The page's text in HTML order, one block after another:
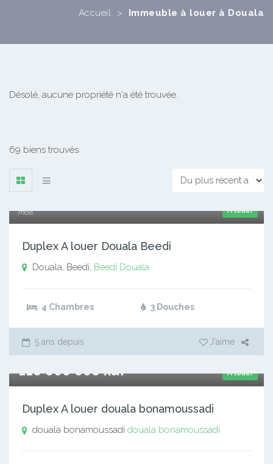
Accueil > Immeuble à louer à Douala
Désolé, aucune propriété n'a été trouvée.
69 biens trouvés
A louer
180 000 xaf
mois
Duplex A louer Douala Beedi
Douala, Beedi, Beedi Douala
4 Chambres 3 Douches
5 ans depuis J'aime
A louer
110 000 000 xaf
Duplex A louer douala bonamoussadi
douala bonamoussadi douala bonamoussadi